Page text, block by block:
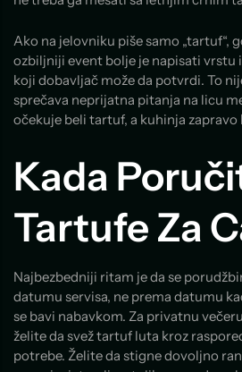
Ako na jelovniku piše samo „tartuf“,
ozbiljniji event bolje je napisati vrstu
koji dobavljač može da potvrdi. To
sprečava neprijatna pitanja na licu
očekuje beli tartuf, a kuhinja
Kada
Tartufe Za
Najbezbedniji ritam je da se
datumu servisa, ne prema datumu
se bavi nabavkom. Za privatnu
želite da svež tartuf luta kroz
potrebe. Želite da stigne dovoljno